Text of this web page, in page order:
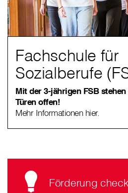
Fachschule für
Sozialberufe
Mit der 3-jährigen FSB
Türen offen!
Mehr Informationen hier.
Förderung